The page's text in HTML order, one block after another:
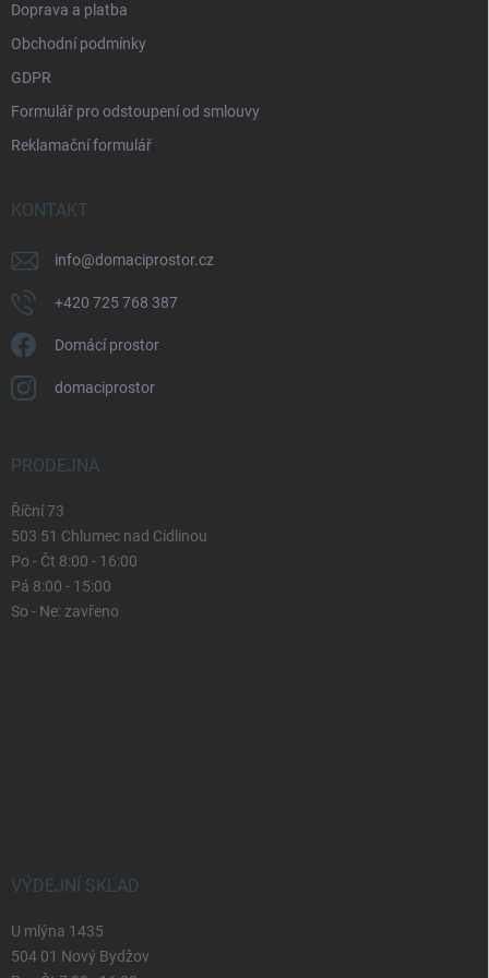
Doprava a platba
Obchodní podmínky
GDPR
Formulář pro odstoupení od smlouvy
Reklamační formulář
KONTAKT
info@domaciprostor.cz
+420 725 768 387
Domácí prostor
domaciprostor
PRODEJNA
Říční 73
503 51 Chlumec nad Cidlinou
Po - Čt 8:00 - 16:00
Pá 8:00 - 15:00
So - Ne: zavřeno
VÝDEJNÍ SKLAD
U mlýna 1435
504 01 Nový Bydžov